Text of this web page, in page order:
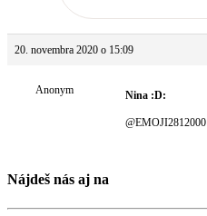
20. novembra 2020 o 15:09
Anonym Nina :D:
@EMOJI2812000
Nájdeš nás aj na